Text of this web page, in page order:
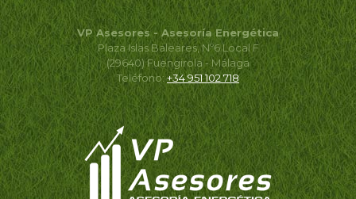
VP Asesores - Asesoría Energética
Plaza Islas Baleares, Nº6 Local F
(29640) Fuengirola - Málaga
Teléfono:+34 951 102 718